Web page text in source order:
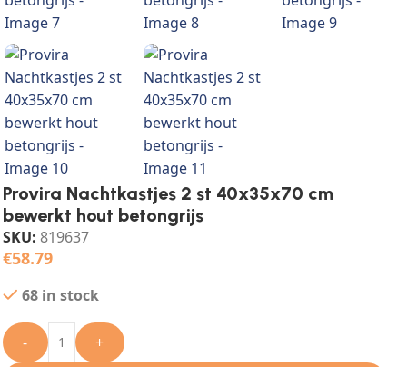
Provira Nachtkastjes 2 st 40x35x70 cm
bewerkt hout betongrijs
SKU: 819637
€58.79
68 in stock
- +